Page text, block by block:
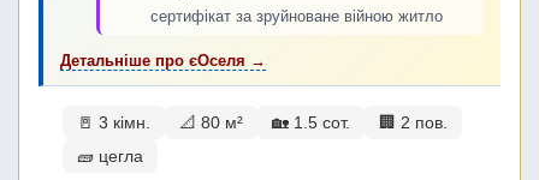
сертифікат за зруйноване війною житло
Детальніше про єОселя →
🚪 3 кімн. 📐 80 м² 🏡 1.5 сот.
🏢 2 пов.
🧱 цегла